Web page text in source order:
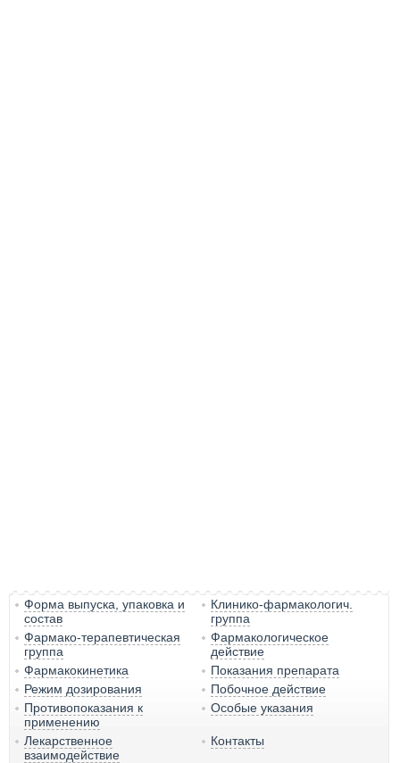
Форма выпуска, упаковка и
состав
Клинико-фармакологич.
группа
Фармако-терапевтическая
группа
Фармакологическое
действие
Фармакокинетика
Показания препарата
Режим дозирования
Побочное действие
Противопоказания к
применению
Особые указания
Лекарственное
взаимодействие
Контакты